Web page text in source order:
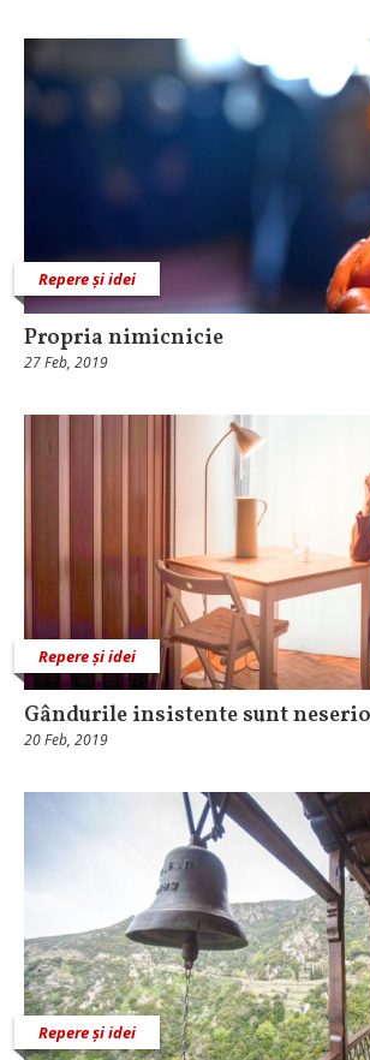
Repere și idei
Propria nimicnicie
27 Feb, 2019
Repere și idei
Gândurile insistente sunt
20 Feb, 2019
Repere și idei